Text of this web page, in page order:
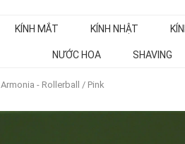
KÍNH MẮT KÍNH NHẬT
NƯỚC HOA SHAVING
Armonia - Rollerball / Pink